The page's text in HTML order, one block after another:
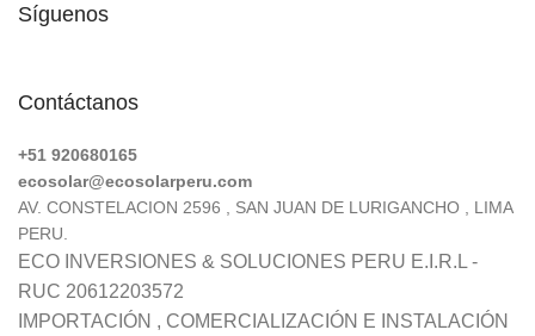
Síguenos
Contáctanos
+51 920680165
ecosolar@ecosolarperu.com
AV. CONSTELACION 2596 , SAN JUAN DE LURIGANCHO , LIMA
PERU.
ECO INVERSIONES & SOLUCIONES PERU E.I.R.L -
RUC 20612203572
IMPORTACIÓN , COMERCIALIZACIÓN E INSTALACIÓN